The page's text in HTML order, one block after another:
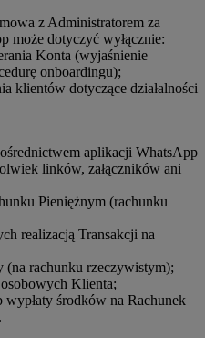
z Administratorem za
może dotyczyć wyłącznie:
Konta (wyjaśnienie
onboardingu);
klientów dotyczące działalności
aplikacji WhatsApp
linków, załączników ani
Pieniężnym (rachunku
realizacją Transakcji na
(na rachunku rzeczywistym);
Klienta;
wypłaty środków na Rachunek